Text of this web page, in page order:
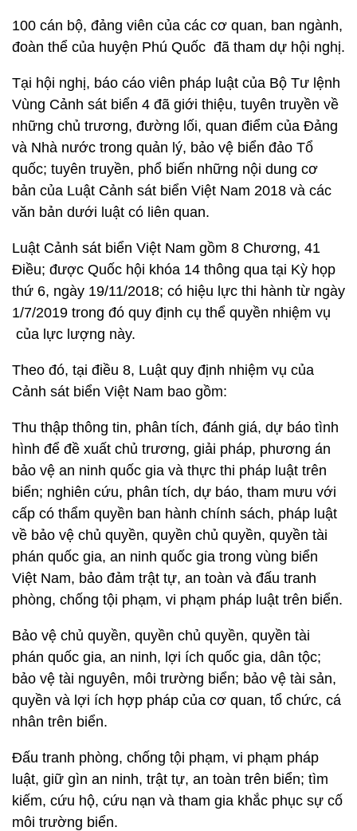
100 cán bộ, đảng viên của các cơ quan, ban ngành,
đoàn thể của huyện Phú Quốc đã tham dự hội nghị.
Tại hội nghị, báo cáo viên pháp luật của Bộ Tư lệnh
Vùng Cảnh sát biển 4 đã giới thiệu, tuyên truyền về
những chủ trương, đường lối, quan điểm của Đảng
và Nhà nước trong quản lý, bảo vệ biển đảo Tổ
quốc; tuyên truyền, phổ biến những nội dung cơ
bản của Luật Cảnh sát biển Việt Nam 2018 và các
văn bản dưới luật có liên quan.
Luật Cảnh sát biển Việt Nam gồm 8 Chương, 41
Điều; được Quốc hội khóa 14 thông qua tại Kỳ họp
thứ 6, ngày 19/11/2018; có hiệu lực thi hành từ ngày
1/7/2019 trong đó quy định cụ thể quyền nhiệm vụ
của lực lượng này.
Theo đó, tại điều 8, Luật quy định nhiệm vụ của
Cảnh sát biển Việt Nam bao gồm:
Thu thập thông tin, phân tích, đánh giá, dự báo tình
hình để đề xuất chủ trương, giải pháp, phương án
bảo vệ an ninh quốc gia và thực thi pháp luật trên
biển; nghiên cứu, phân tích, dự báo, tham mưu với
cấp có thẩm quyền ban hành chính sách, pháp luật
về bảo vệ chủ quyền, quyền chủ quyền, quyền tài
phán quốc gia, an ninh quốc gia trong vùng biển
Việt Nam, bảo đảm trật tự, an toàn và đấu tranh
phòng, chống tội phạm, vi phạm pháp luật trên biển.
Bảo vệ chủ quyền, quyền chủ quyền, quyền tài
phán quốc gia, an ninh, lợi ích quốc gia, dân tộc;
bảo vệ tài nguyên, môi trường biển; bảo vệ tài sản,
quyền và lợi ích hợp pháp của cơ quan, tổ chức, cá
nhân trên biển.
Đấu tranh phòng, chống tội phạm, vi phạm pháp
luật, giữ gìn an ninh, trật tự, an toàn trên biển; tìm
kiếm, cứu hộ, cứu nạn và tham gia khắc phục sự cố
môi trường biển.